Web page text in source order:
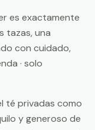
es exactamente
tazas, una
con cuidado,
· solo
té privadas como
y generoso de